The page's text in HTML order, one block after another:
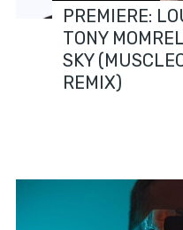
PREMIERE:
TONY
SKY
REMIX)